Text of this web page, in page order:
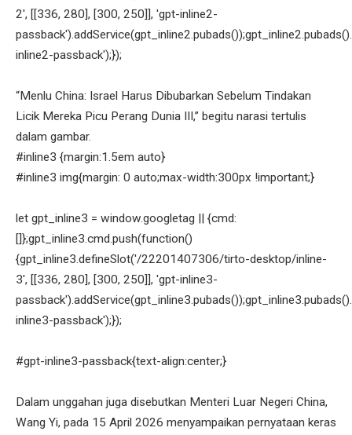
2', [[336, 280], [300, 250]], 'gpt-inline2-
inline2-passback');});
“Menlu China: Israel Harus Dibubarkan Sebelum Tindakan
Licik Mereka Picu Perang Dunia III,” begitu narasi tertulis
dalam gambar.
#inline3 {margin:1.5em auto}
#inline3 img{margin: 0 auto;max-width:300px !important;}
let gpt_inline3 = window.googletag || {cmd:
[]};gpt_inline3.cmd.push(function()
{gpt_inline3.defineSlot('/22201407306/tirto-desktop/inline-
3', [[336, 280], [300, 250]], 'gpt-inline3-
inline3-passback');});
#gpt-inline3-passback{text-align:center;}
Dalam unggahan juga disebutkan Menteri Luar Negeri China,
Wang Yi, pada 15 April 2026 menyampaikan pernyataan keras